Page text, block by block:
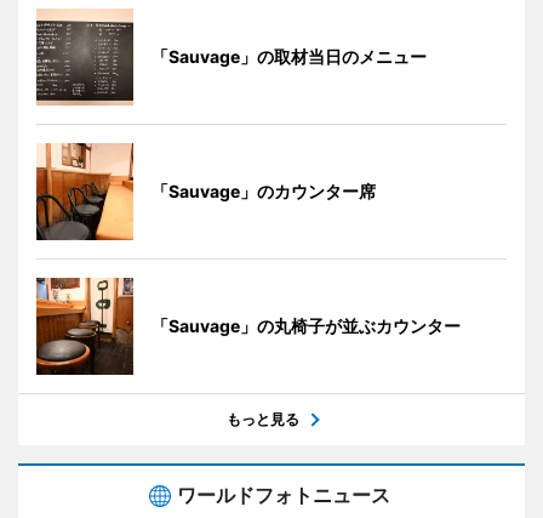
「Sauvage」の取材当日のメニュー
「Sauvage」のカウンター席
「Sauvage」の丸椅子が並ぶカウンター
もっと見る
ワールドフォトニュース